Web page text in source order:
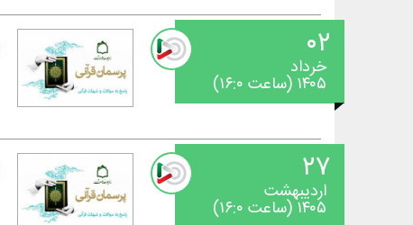
۰۲
خرداد
۱۴۰۵ (ساعت ۱۶:۰)
۲۷
اردیبهشت
۱۴۰۵ (ساعت ۱۶:۰)